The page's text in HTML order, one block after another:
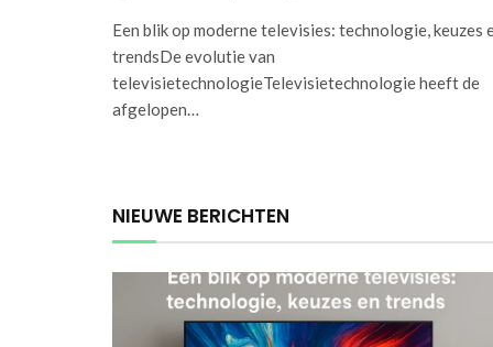
Een blik op moderne televisies: technologie, keuzes
trendsDe evolutie van
televisietechnologieTelevisietechnologie heeft de
afgelopen…
NIEUWE BERICHTEN